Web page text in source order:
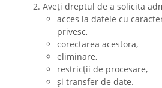
2. Aveți dreptul de a solicita
acces la datele cu
privesc,
corectarea acestora,
eliminare,
restricții de procesare,
și transfer de date.